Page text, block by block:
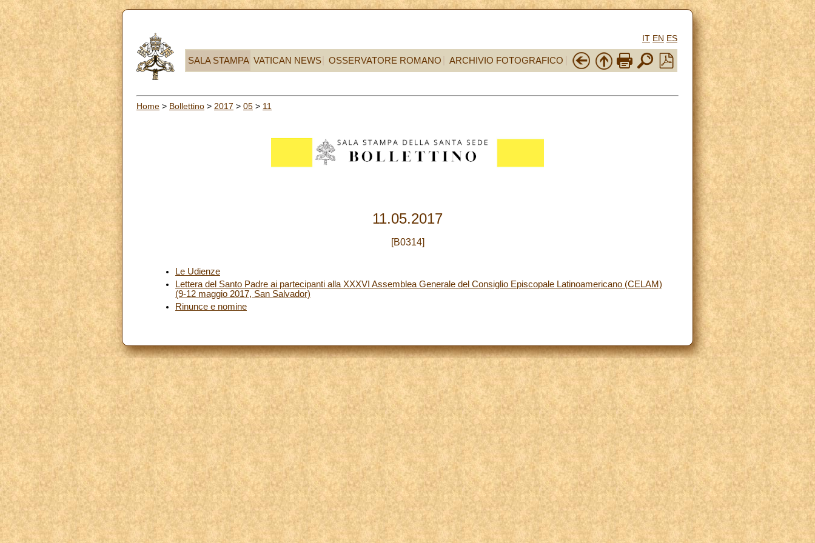
IT EN ES
SALA STAMPA VATICAN NEWS OSSERVATORE ROMANO ARCHIVIO FOTOGRAFICO
Home > Bollettino > 2017 > 05 > 11
11.05.2017
[B0314]
Le Udienze
Lettera del Santo Padre ai partecipanti alla XXXVI Assemblea Generale del Consiglio Episcopale Latinoamericano (CELAM)
(9-12 maggio 2017, San Salvador)
Rinunce e nomine